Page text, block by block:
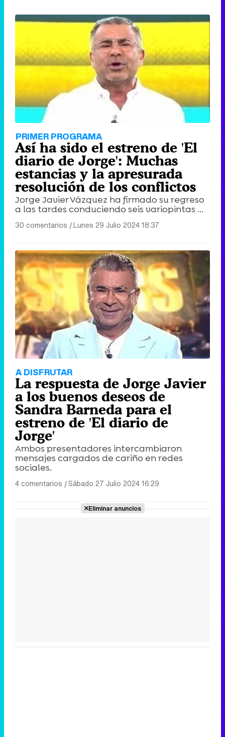
PRIMER PROGRAMA
Así ha sido el estreno de 'El
diario de Jorge': Muchas
estancias y la apresurada
resolución de los conflictos
Jorge Javier Vázquez ha firmado su regreso
a las tardes conduciendo seis variopintas ...
30 comentarios |Lunes 29 Julio 2024 18:37
A DISFRUTAR
La respuesta de Jorge Javier
a los buenos deseos de
Sandra Barneda para el
estreno de 'El diario de
Jorge'
Ambos presentadores intercambiaron
mensajes cargados de cariño en redes
sociales.
4 comentarios |Sábado 27 Julio 2024 16:29
Eliminar anuncios